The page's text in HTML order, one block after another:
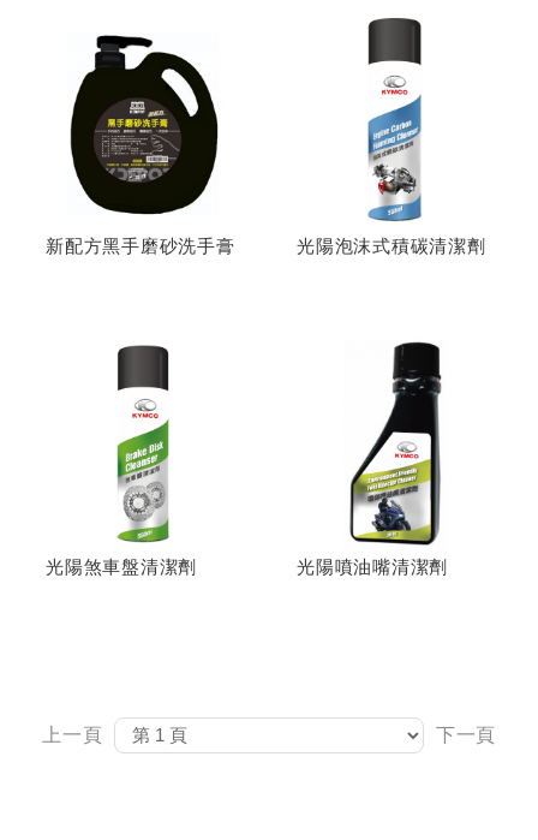
新配方黑手磨砂洗手膏 光陽泡沫式積碳清潔劑
光陽煞車盤清潔劑 光陽噴油嘴清潔劑
上一頁 下一頁